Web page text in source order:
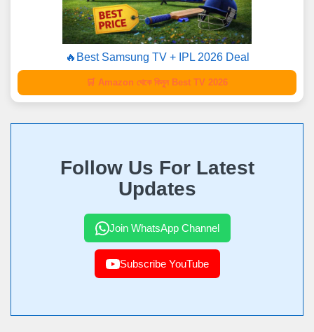
🔥Best Samsung TV + IPL 2026 Deal
🛒 Amazon থেকে কিনুন Best TV 2026
Follow Us For Latest
Updates
Join WhatsApp Channel
Subscribe YouTube